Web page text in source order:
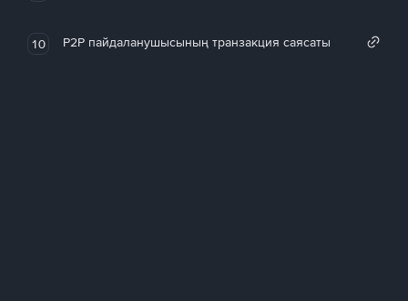
10 P2P пайдаланушысының транзакция саясаты